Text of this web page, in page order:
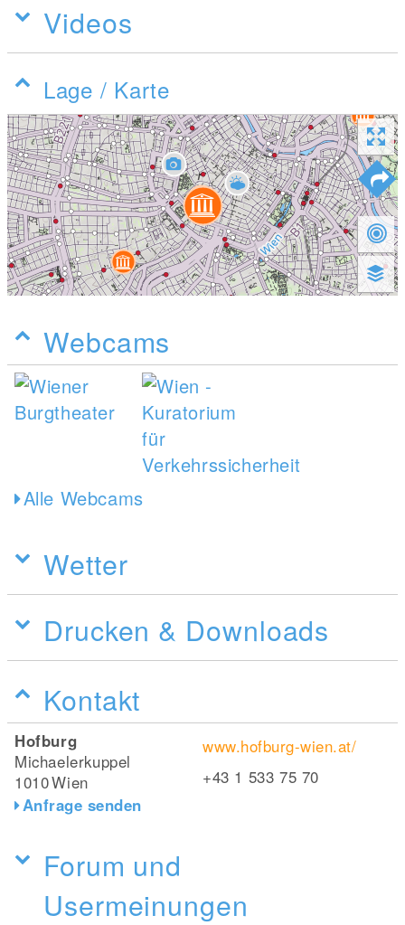
Videos
Lage / Karte
Webcams
Alle Webcams
Wetter
Drucken & Downloads
Kontakt
Hofburg
Michaelerkuppel
1010Wien
Anfrage senden
www.hofburg-wien.at/
+43 1 533 75 70
Forum und
Usermeinungen